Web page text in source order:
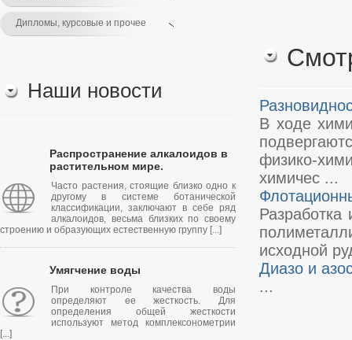
Дипломы, курсовые и прочее
Наши новости
Распространение алкалоидов в
растительном мире.
Часто растения, стоящие близко одно к
другому в системе ботанической
классификации, заключают в себе ряд
алкалоидов, весьма близких по своему
строению и образующих естественную группу [...]
Умягчение воды
При контроле качества воды
определяют ее жесткость. Для
определения общей жесткости
используют метод комплексонометрии
[...]
В ходе
физико-
химичес ...
исходной
Диазо и
...